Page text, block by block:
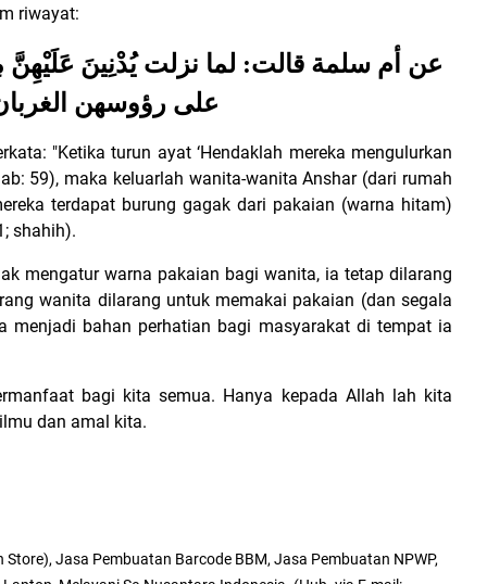
riwayat:
عن أم سلمة قالت: لما نزلت يُدْنِينَ عَلَيْهِنَّ
على رؤوسهن
"Ketika turun ayat ‘Hendaklah mereka mengulurkan
59), maka keluarlah wanita-wanita Anshar (dari rumah
terdapat burung gagak dari pakaian (warna hitam)
shahih).
mengatur warna pakaian bagi wanita, ia tetap dilarang
wanita dilarang untuk memakai pakaian (dan segala
menjadi bahan perhatian bagi masyarakat di tempat ia
bagi kita semua. Hanya kepada Allah lah kita
dan amal kita.
Jasa Pembuatan Barcode BBM, Jasa Pembuatan NPWP,